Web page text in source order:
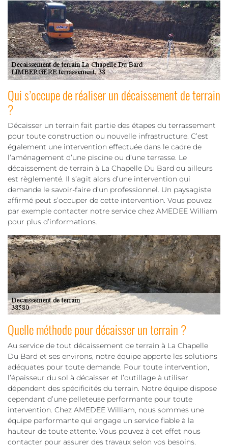
Qui s’occupe de réaliser un décaissement de terrain
?
Décaisser un terrain fait partie des étapes du terrassement
pour toute construction ou nouvelle infrastructure. C’est
également une intervention effectuée dans le cadre de
l’aménagement d’une piscine ou d’une terrasse. Le
décaissement de terrain à La Chapelle Du Bard ou ailleurs
est règlementé. Il s’agit alors d’une intervention qui
demande le savoir-faire d’un professionnel. Un paysagiste
affirmé peut s’occuper de cette intervention. Vous pouvez
par exemple contacter notre service chez AMEDEE William
pour plus d’informations.
Quelle méthode pour décaisser un terrain ?
Au service de tout décaissement de terrain à La Chapelle
Du Bard et ses environs, notre équipe apporte les solutions
adéquates pour toute demande. Pour toute intervention,
l’épaisseur du sol à décaisser et l’outillage à utiliser
dépendent des spécificités du terrain. Notre équipe dispose
cependant d’une pelleteuse performante pour toute
intervention. Chez AMEDEE William, nous sommes une
équipe performante qui engage un service fiable à la
hauteur de toute attente. Vous pouvez à cet effet nous
contacter pour assurer des travaux selon vos besoins.